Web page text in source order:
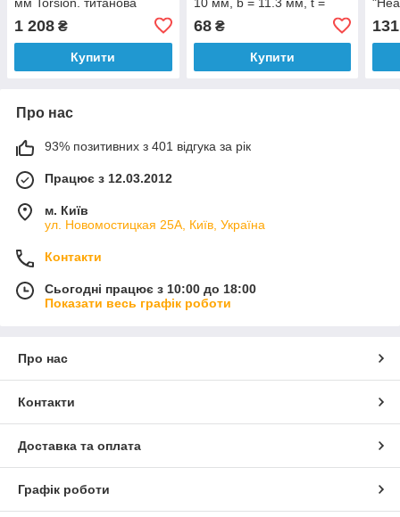
1 208 ₴
Купити
1.2х 0,52 мм, пак. 1000 шт.
68₴
Купити
131
Про нас
93% позитивних з 401 відгука за рік
Працює з 12.03.2012
м. Київ
ул. Новомостицкая 25А, Київ, Україна
Контакти
Сьогодні працює з 10:00 до 18:00
Показати весь графік роботи
Про нас
Контакти
Доставка та оплата
Графік роботи